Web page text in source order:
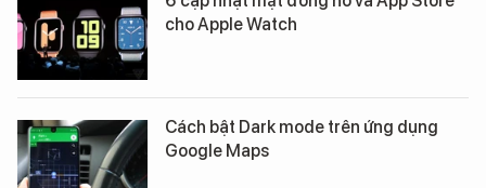
cho Apple Watch
Cách bật Dark mode trên ứng dụng
Google Maps